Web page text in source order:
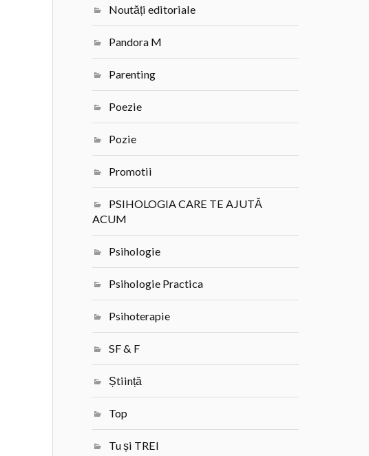
Noutăți editoriale
Pandora M
Parenting
Poezie
Pozie
Promotii
PSIHOLOGIA CARE TE AJUTĂ
ACUM
Psihologie
Psihologie Practica
Psihoterapie
SF & F
Știință
Top
Tu și TREI